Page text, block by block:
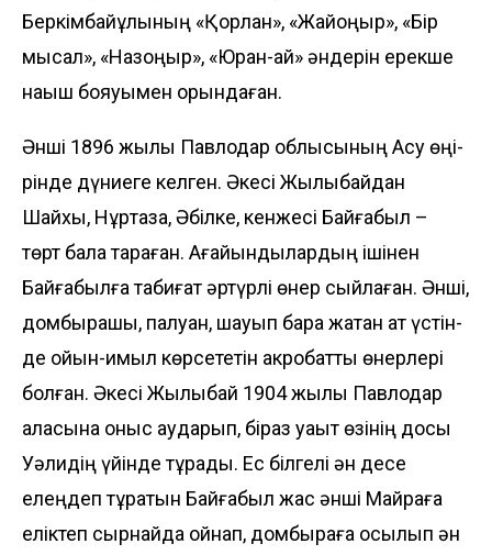
Беркімбайұлының «Қорлан», «Жайқоңыр», «Бір
мысқал», «Назқоңыр», «Юран-ай» ән­дерін ерекше
нақыш бояуымен орындаған.
Әнші 1896 жылы Павлодар облысының Ақсу өңі­
рінде дүниеге келген. Әкесі Жыл­қыбайдан
Шайхы, Нұр­таза, Әбілке, кенжесі Байғабыл –
төрт бала тараған. Ағайын­дылардың ішінен
Байғабыл­ға табиғат әртүрлі өнер сыйла­ған. Әнші,
домбырашы, палуан, шауып бара жатқан ат үстін­
де ойын-қимыл көрсететін акробаттық өнерлері
болған. Әкесі Жылқыбай 1904 жылы Павлодар
қаласына қоныс аударып, біраз уақыт өзінің досы
Уәлидің үйінде тұрады. Ес білгелі ән десе
елеңдеп тұратын Байғабыл жас әнші Майраға
еліктеп сырнайда ойнап, домбыраға қосылып ән